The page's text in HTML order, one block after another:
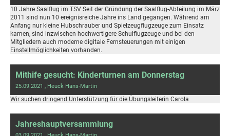
10 Jahre Saalflug im TSV Seit der Gründung der Saalflug-Abteilung im März
2011 sind nun 10 ereignisreiche Jahre ins Land gegangen. Während am
Anfang nur kleine Hubschrauber und Spielzeugflugzeuge zum Einsatz
kamen, sind inzwischen hochwertigere Schulflugzeuge und bei den
Mitgliedern auch moderne digitale Fernsteuerungen mit einigen
Einstellmöglichkeiten vorhanden.
Mithife gesucht: Kinderturnen am Donnerstag
25.09.2021 , Heuck Hans-Martin
Wir suchen dringend Unterstützung für die Übungsleiterin Carola
Jahreshauptversammlung